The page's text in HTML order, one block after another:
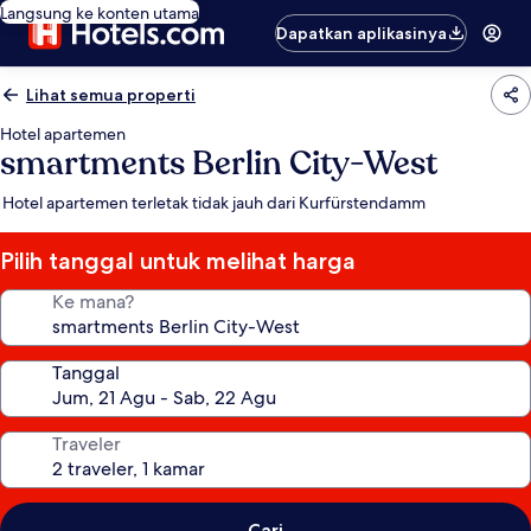
Langsung ke konten utama
Dapatkan aplikasinya
Lihat semua properti
Hotel apartemen
smartments Berlin City-West
Hotel apartemen terletak tidak jauh dari Kurfürstendamm
Pilih tanggal untuk melihat harga
Ke mana?
Tanggal
Traveler